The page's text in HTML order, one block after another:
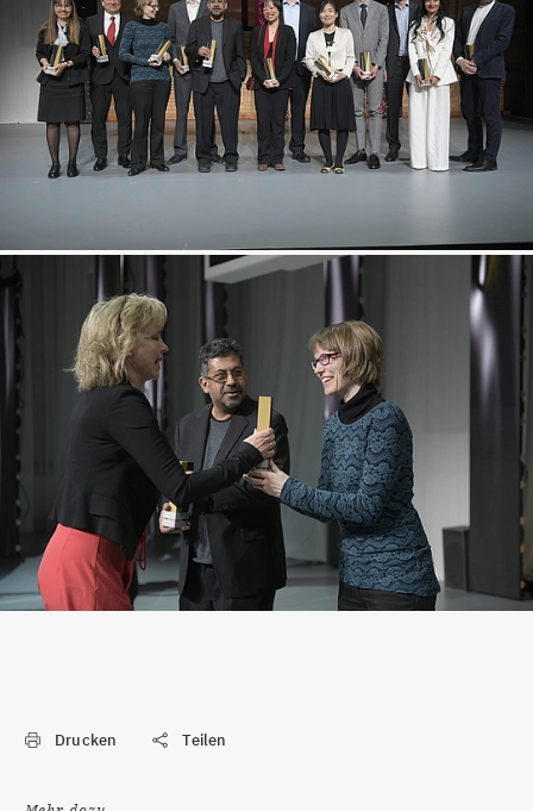
Drucken Teilen